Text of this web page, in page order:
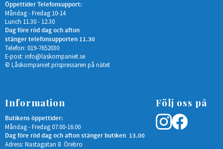
Öppettider Telefonsupport:
Måndag - Fredag 10-14
Lunch 11.30 - 12.30
Dag före röd dag och afton
stänger telefonsupporten 11.30
Telefon: 019-7652030
E-post: info@laskompaniet.se
© Låskompaniet prispressaren på nätet
Information
Butikens öppettider:
Måndag - Fredag 07:00-16:00
Dag före röd dag och afton stänger butiken 13.00
Adress: Nastagatan 8 Örebro
Följ oss på